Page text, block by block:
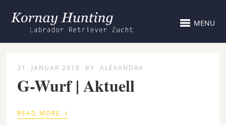
MENU
31. JANUAR 2018 BY ALEXANDRA
G-Wurf | Aktuell
READ MORE ›